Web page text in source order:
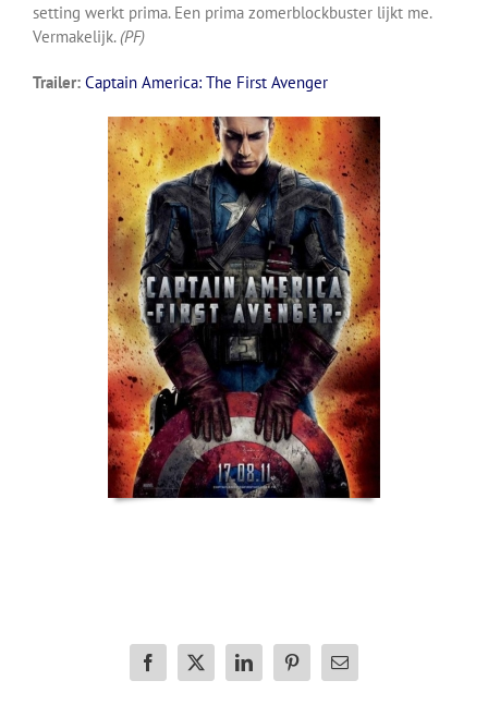
setting werkt prima. Een prima zomerblockbuster lijkt me.
Vermakelijk.(PF)
Trailer: Captain America: The First Avenger
Facebook
X LinkedInPinterest
E-